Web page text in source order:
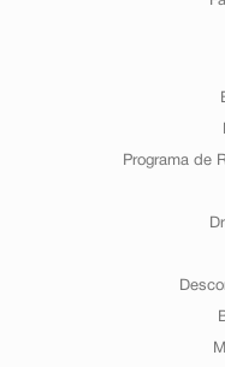
Programa de